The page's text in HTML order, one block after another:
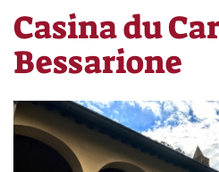
Casina du
Bessarione